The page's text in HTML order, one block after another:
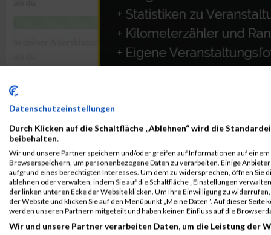
ALBUM B2RUN MÜNCHEN / 15.07.2026
Datenschutzeinstellungen
Durch Klicken auf die Schaltfläche „Ablehnen“ wird die
beibehalten.
Wir und unsere Partner speichern und/oder greifen auf Informationen auf einem
Browserspeichern, um personenbezogene Daten zu verarbeiten. Einige
aufgrund eines berechtigten Interesses. Um dem zu widersprechen, öffnen Sie
ablehnen oder verwalten, indem Sie auf die Schaltfläche „Einstellungen
der linken unteren Ecke der Website klicken. Um Ihre Einwilligung zu
der Website und klicken Sie auf den Menüpunkt „Meine Daten“. Auf dieser
werden unseren Partnern mitgeteilt und haben keinen Einfluss auf die
Wir und unsere Partner verarbeiten Daten, um die Leistung der